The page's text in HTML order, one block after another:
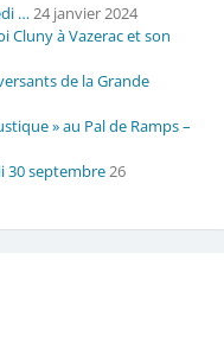
… 24 janvier 2024
Cluny à Vazerac et son
de la Grande
» au Pal de Ramps –
30 septembre26